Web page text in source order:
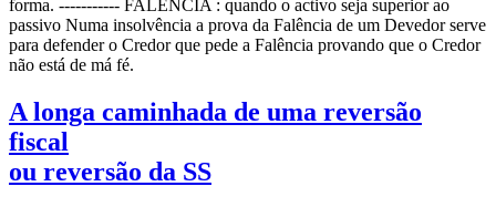
forma. ----------- FALÊNCIA : quando o activo seja superior ao
passivo Numa insolvência a prova da Falência de um Devedor serve
para defender o Credor que pede a Falência provando que o Credor
não está de má fé.
A longa caminhada de uma reversão
fiscal
ou reversão da SS